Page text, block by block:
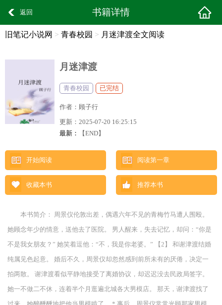
返回 书籍详情
旧笔记小说网 > 青春校园 > 月迷津渡全文阅读
月迷津渡
青春校园 已完结
作者： 顾子行
更新： 2025-07-20 16:25:15
最新：
【END】
开始阅读 阅读第一章
收藏本书 推荐本书
本书简介： 周景仪伦敦出差，偶遇六年不见的青梅竹马遭人围殴。
她顾念年少的情意，送他去了医院。 男人醒来，失去记忆，却问：“你是
不是我女朋友？” 她笑着逗他：“不，我是你老婆。” 【2】 和谢津渡结婚
纯属见色起意。 婚后不久，周景仪却忽然感到前所未有的厌倦，决定一
拍两散。 谢津渡看似平静地接受了离婚协议，却迟迟没去民政局签字。
她一不做二不休，连着半个月逛遍北城各大男模店。 那天，谢津渡找了